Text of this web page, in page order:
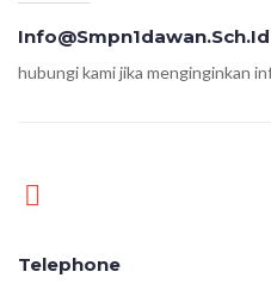
Info@smpn1dawan.sch.id
hubungi kami jika menginginkan
Telephone